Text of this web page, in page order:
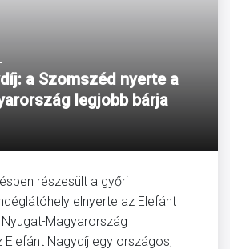
a Szomszéd nyerte a
legjobb bárja
részesült a győri
elnyerte az Elefánt
Magyarország
Elefánt Nagydíj egy országos,